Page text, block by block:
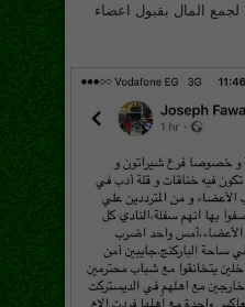
لجمع المال بقبول اعضاء